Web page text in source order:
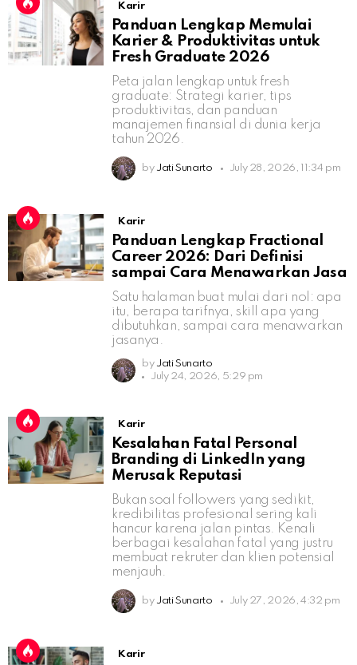
Karir
Panduan Lengkap Memulai
Karier & Produktivitas untuk
Fresh Graduate 2026
Peta jalan lengkap untuk fresh
graduate: Strategi karier, tips
produktivitas, dan panduan
manajemen finansial di dunia kerja
tahun 2026.
by Jati Sunarto July 28, 2026, 11:34 pm
Karir
Panduan Lengkap Fractional
Career 2026: Dari Definisi
sampai Cara Menawarkan Jasa
Satu halaman buat mulai dari nol: apa
itu, berapa tarifnya, skill apa yang
dibutuhkan, sampai cara menawarkan
jasanya.
by Jati Sunarto
July 24, 2026, 5:29 pm
Karir
Kesalahan Fatal Personal
Branding di LinkedIn yang
Merusak Reputasi
Bukan soal followers yang sedikit,
kredibilitas profesional sering kali
hancur karena jalan pintas. Kenali
berbagai kesalahan fatal yang justru
membuat rekruter dan klien potensial
menjauh.
by Jati Sunarto July 27, 2026, 4:32 pm
Karir